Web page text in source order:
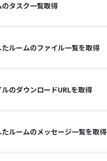
タスク一覧取得
ルームのファイル一覧を取得
ルのダウンロードURLを取得
ルームのメッセージ一覧を取得